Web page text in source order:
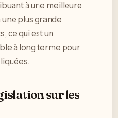
à une meilleure
plus grande
ce qui est un
à long terme pour
sur les